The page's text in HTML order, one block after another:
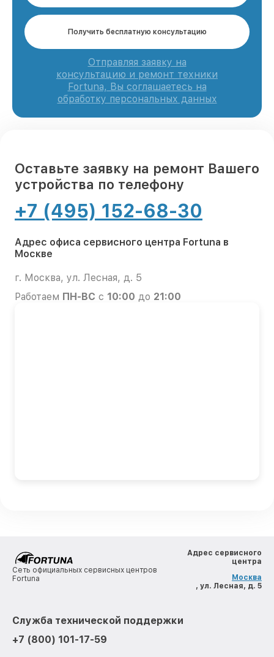
Получить бесплатную консультацию
Отправляя заявку на
консультацию и ремонт техники
Fortuna, Вы соглашаетесь на
обработку персональных данных
Оставьте заявку на ремонт Вашего
устройства по телефону
+7 (495) 152-68-30
Адрес офиса сервисного центра Fortuna в
Москве
г. Москва, ул. Лесная, д. 5
Работаем ПН-ВС с 10:00 до 21:00
Сеть официальных сервисных центров
Fortuna
Адрес сервисного
центра
Москва
, ул. Лесная, д. 5
Служба технической поддержки
+7 (800) 101-17-59